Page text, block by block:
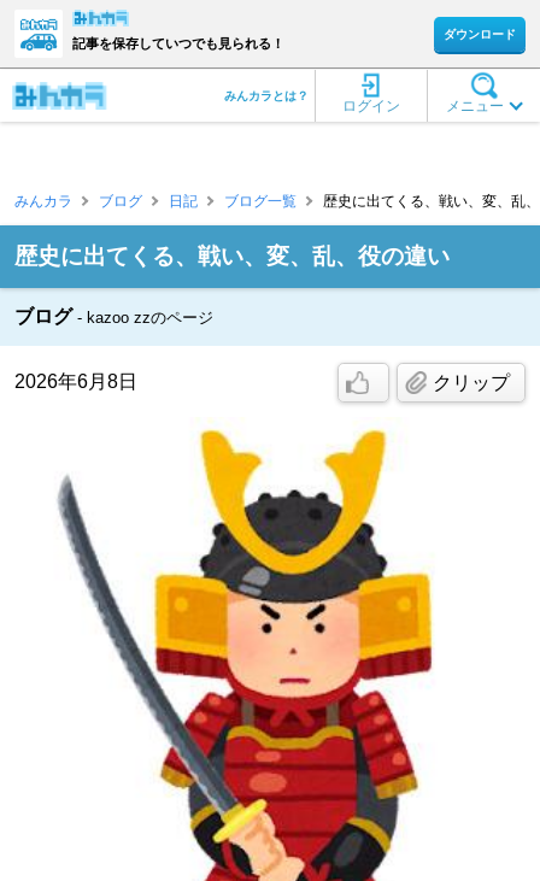
記事を保存していつでも見られる！
ダウンロード
メニュー
ログイン
みんカラとは？
みんカラ ブログ 日記 ブログ一覧 歴史に出てくる、戦い、変、乱
歴史に出てくる、戦い、変、乱、役の違い
ブログ kazoo zzのページ
2026年6月8日 クリップ